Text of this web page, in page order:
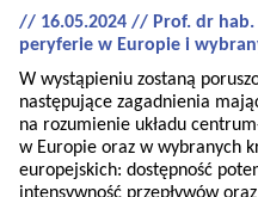
// 16.05.2024 // Prof. dr hab.
peryferie w Europie i
W wystąpieniu zostaną
następujące zagadnienia
na rozumienie układu
w Europie oraz w wybranych
europejskich: dostępność